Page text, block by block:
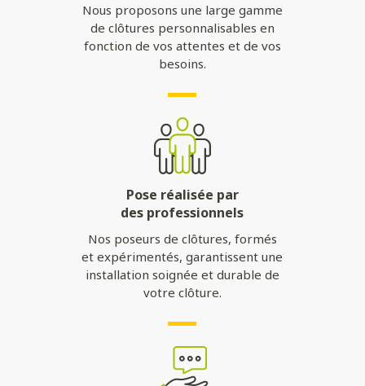
Nous proposons une large gamme
de clôtures personnalisables en
fonction de vos attentes et de vos
besoins.
Pose réalisée par
des professionnels
Nos poseurs de clôtures, formés
et expérimentés, garantissent une
installation soignée et durable de
votre clôture.